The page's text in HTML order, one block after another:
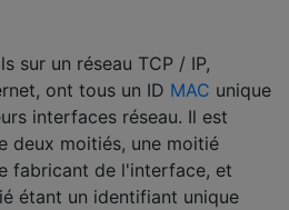
sur un réseau TCP / IP,
ont tous un ID MAC unique
interfaces réseau. Il est
deux moitiés, une moitié
fabricant de l'interface, et
étant un identifiant unique